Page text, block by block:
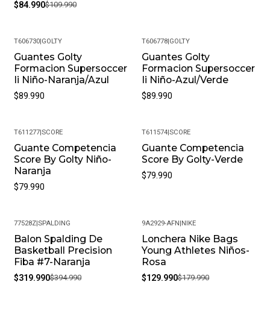
$84.990$109.990
T606730| GOLTY
Guantes Golty
Formacion Supersoccer
Ii Niño-Naranja/Azul
$89.990
T606778 GOLTY
Guantes Golty
Formacion Supersoccer
Ii Niño-Azul/Verde
$89.990
T611277|SCORE
Guante Competencia
Score By Golty Niño-
Naranja
$79.990
T611574|SCORE
Guante Competencia
Score By Golty-Verde
$79.990
-19%
77528Z|SPALDING
Balon Spalding De
Basketball Precision
Fiba #7-Naranja
$319.990$394.990
-28%
9A2929-AFN|NIKE
Lonchera Nike Bags
Young Athletes Niños-
Rosa
$129.990$179.990